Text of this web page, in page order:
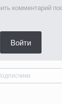
комментарий
Войти